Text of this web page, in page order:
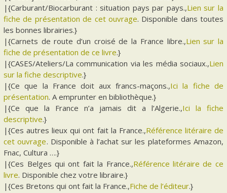
|{Carburant/Biocarburant : situation pays par pays.,Lien sur la
fiche de présentation de cet ouvrage. Disponible dans toutes
les bonnes librairies.}
|{Carnets de route d’un croisé de la France libre.,Lien sur la
fiche de présentation de ce livre.}
|{CASES/Ateliers/La communication via les média sociaux.,Lien
sur la fiche descriptive.}
|{Ce que la France doit aux francs-maçons.,Ici la fiche de
présentation. A emprunter en bibliothèque.}
|{Ce que la France n’a jamais dit a l’Algerie.,Ici la fiche
descriptive.}
|{Ces autres lieux qui ont fait la France.,Référence litéraire de
cet ouvrage. Disponible à l’achat sur les plateformes Amazon,
Fnac, Cultura ….}
|{Ces Belges qui ont fait la France.,Référence litéraire de ce
livre. Disponible chez votre libraire.}
|{Ces Bretons qui ont fait la France.,Fiche de l’éditeur.}